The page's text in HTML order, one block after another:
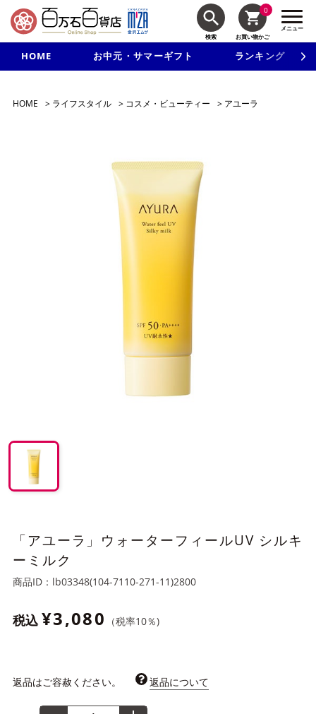
検索
0
お買い物かご
メニュー
HOME お中元・サマーギフト ランキング
新規入会で3千円以上で使える500円クーポンを進呈！
HOME > ライフスタイル > コスメ・ビューティー > アユーラ
「アユーラ」ウォーターフィールUV シルキ
ーミルク
商品ID： lb03348(104-7110-271-11)2800
税込 ¥3,080 （税率10％)
返品はご容赦ください。 返品について